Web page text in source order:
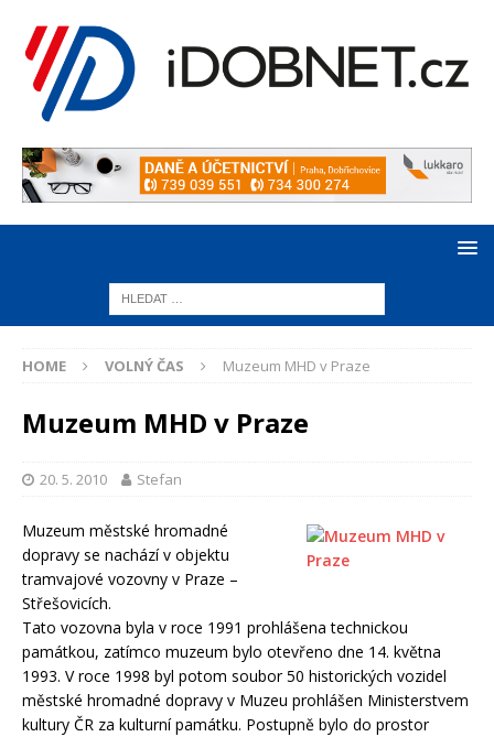
HOME VOLNÝ ČAS Muzeum MHD v Praze
Muzeum MHD v Praze
20. 5. 2010 Stefan
Muzeum městské hromadné
dopravy se nachází v objektu
tramvajové vozovny v Praze –
Střešovicích.
Tato vozovna byla v roce 1991 prohlášena technickou
památkou, zatímco muzeum bylo otevřeno dne 14. května
1993. V roce 1998 byl potom soubor 50 historických vozidel
městské hromadné dopravy v Muzeu prohlášen Ministerstvem
kultury ČR za kulturní památku. Postupně bylo do prostor